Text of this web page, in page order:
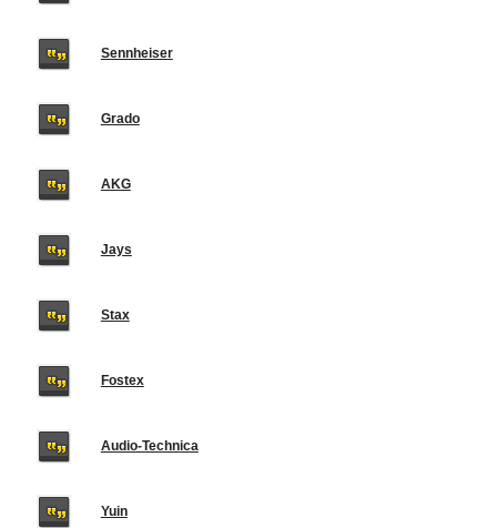
Sennheiser
Grado
AKG
Jays
Stax
Fostex
Audio-Technica
Yuin